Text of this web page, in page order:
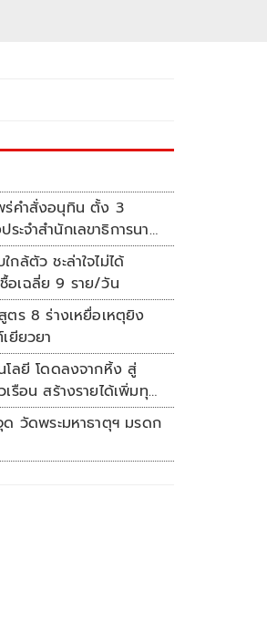
ร่คำสั่งอนุทิน ตั้ง 3
ระจำสำนักเลขาธิการนา
กล้ตัว ชะล่าใจไม่ได้
อเฉลี่ย 9 ราย/วัน
ตร 8 ร่างเหยื่อเหตุยิง
ยียวยา
โลยี โดดลงจากหิ้ง สู่
รือน สร้างรายได้เพิ่มทุก
วัดพระมหาธาตุฯ มรดก